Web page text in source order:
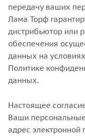
передачу ваших
Лама Торф
дистрибьютор или
обеспечения
данных на
Политике
данных.
Настоящее
Ваши
адрес электронной